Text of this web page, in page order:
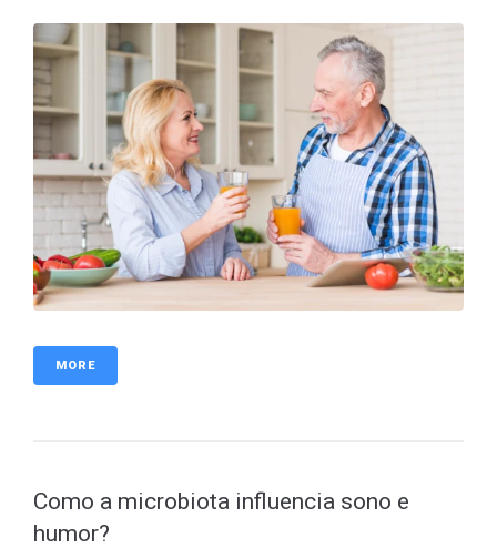
MORE
Como a microbiota influencia sono e
humor?